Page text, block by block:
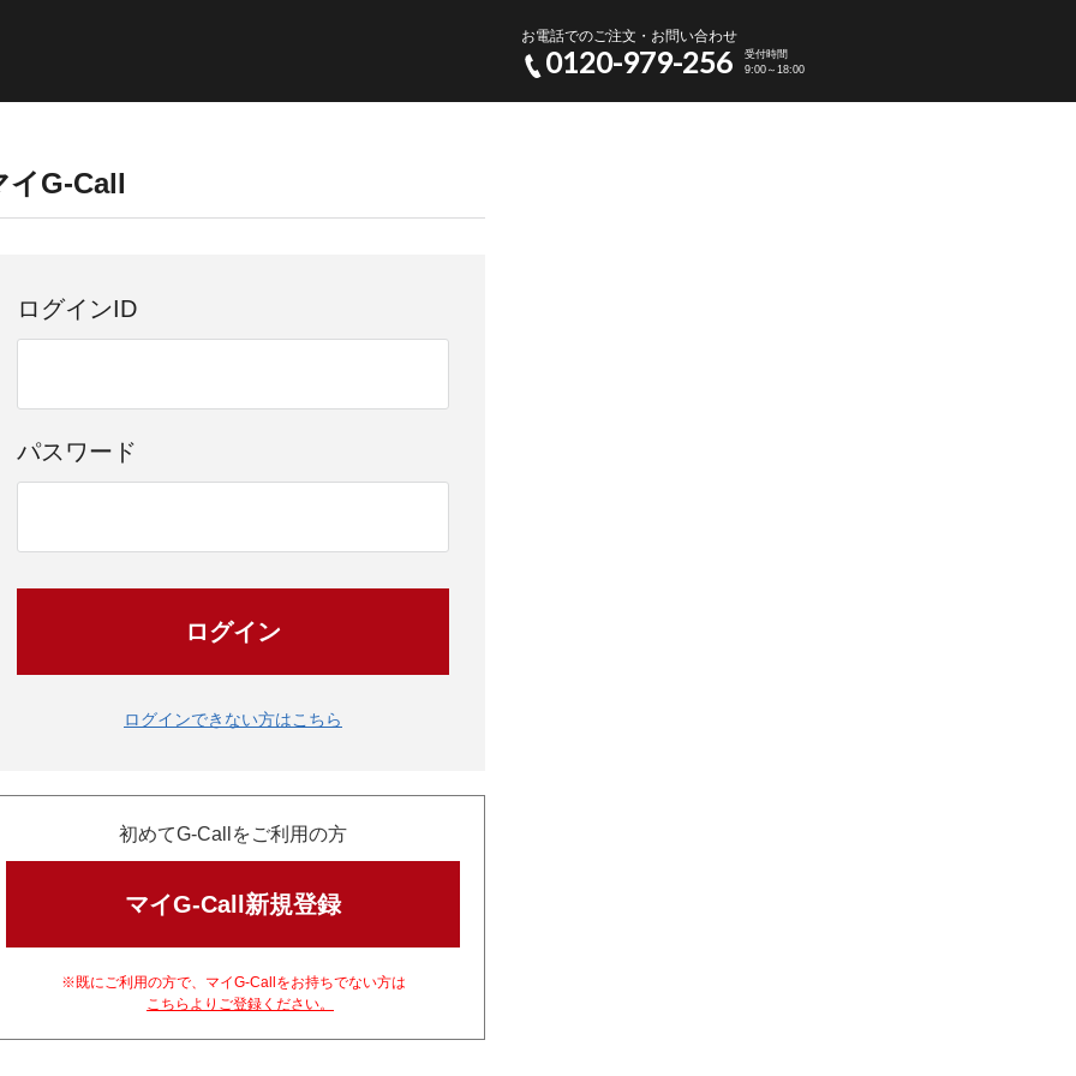
お電話でのご注文・お問い合わせ
0120-979-256
受付時間
9:00～18:00
イG-Call
ログインID
パスワード
ログイン
ログインできない方はこちら
初めてG-Callをご利用の方
マイG-Call新規登録
※既にご利用の方で、マイG-Callをお持ちでない方は
こちらよりご登録ください。